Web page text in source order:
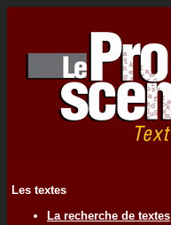
Les textes
La recherche de textes